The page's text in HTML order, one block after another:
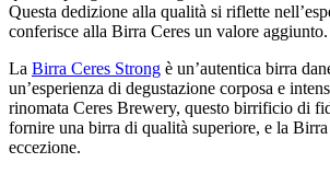
Questa dedizione alla qualità si riflette
conferisce alla Birra Ceres un valore aggiunto.
La Birra Ceres Strong è un’autentica birra
un’esperienza di degustazione corposa e
rinomata Ceres Brewery, questo birrificio di
fornire una birra di qualità superiore, e la
eccezione.